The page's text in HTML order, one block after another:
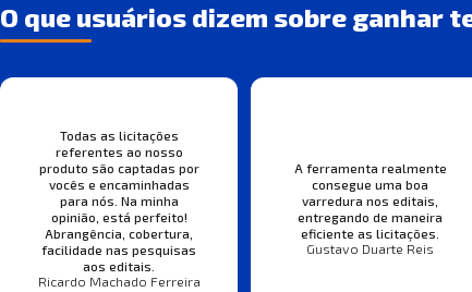
O que usuários dizem sobre ganhar
Todas as licitações
referentes ao nosso
produto são captadas por
vocês e encaminhadas
para nós. Na minha
opinião, está perfeito!
Abrangência, cobertura,
facilidade nas pesquisas
aos editais.
Ricardo Machado Ferreira
A ferramenta realmente
consegue uma boa
varredura nos editais,
entregando de maneira
eficiente as licitações.
Gustavo Duarte Reis